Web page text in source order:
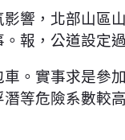
影響，北部山區
報，公道設定過
。實事求是參
等危險系數較